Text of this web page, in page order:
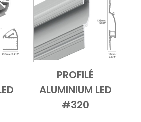
d'ensemble Add to Cart
Vue
PROFILÉ
ALUMINIUM LED
#320